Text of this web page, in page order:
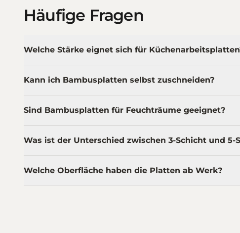
Häufige Fragen
Welche Stärke eignet sich für
Kann ich Bambusplatten selbst zuschneiden?
Sind Bambusplatten für Feuchträume geeignet?
Was ist der Unterschied zwischen 3-Schicht und 5-
Welche Oberfläche haben die Platten ab Werk?